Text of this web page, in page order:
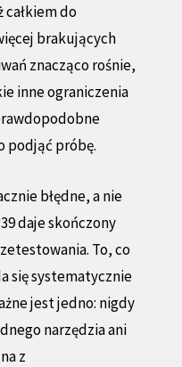
do
brakujących
znacząco rośnie,
inne ograniczenia
podjąć próbę.
błędne, a nie
daje skończony
To, co
się systematycznie
jest jedno: nigdy
narzędzia ani
z